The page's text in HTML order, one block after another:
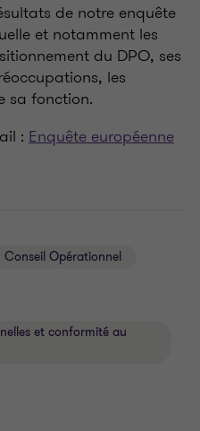
de notre enquête
et notamment les
du DPO, ses
les
sa fonction.
: Enquête européenne
Conseil Opérationnel
et conformité au